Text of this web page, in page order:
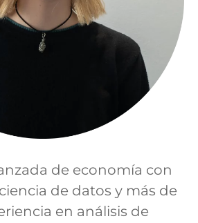
de economía con
de datos y más de
en análisis de